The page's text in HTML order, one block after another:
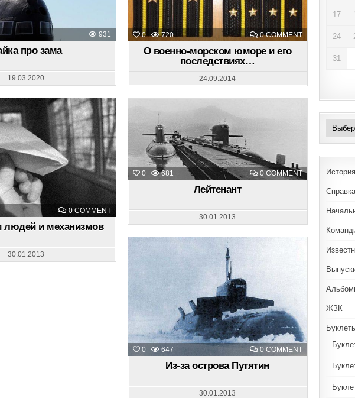
931
про зама
19.03.2020
0 720 0 COMMENTON
О
МОРСКОМ
И
О военно-морском юморе и его
последствиях…
24.09.2014
0 COMMENTON
О
СПАСЕНИИ
МЕХАНИЗМОВ
людей и механизмов
30.01.2013
0 681 0 COMMENTON
ЛЕЙТЕНАНТ
Лейтенант
30.01.2013
0 647 0 COMMENTON
ИЗ-
ОСТРОВА
Из-за острова Путятин
30.01.2013
17
24
31
Архивы
Справка
ЖЗК